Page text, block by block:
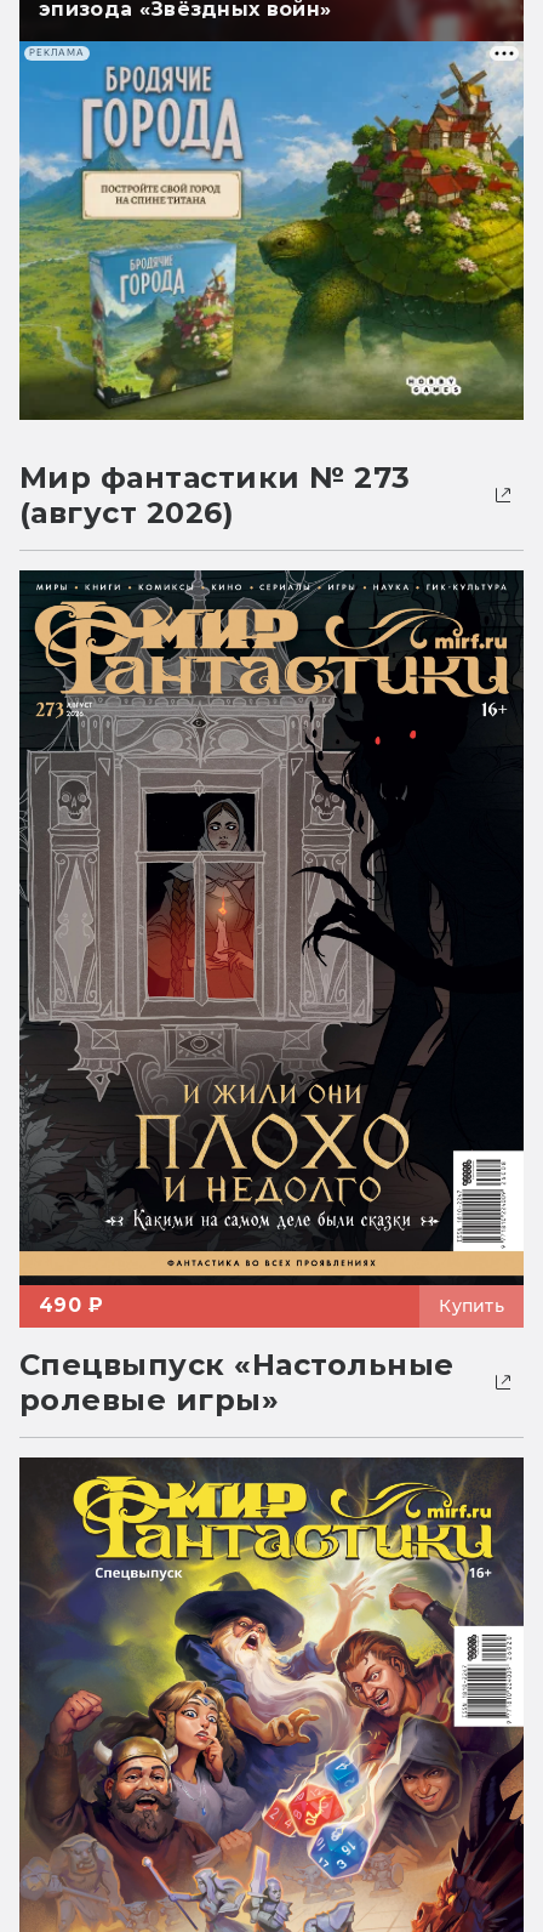
эпизода «Звёздных войн»
РЕКЛАМА
Мир фантастики № 273
(август 2026)
490 ₽ Купить
Спецвыпуск «Настольные
ролевые игры»